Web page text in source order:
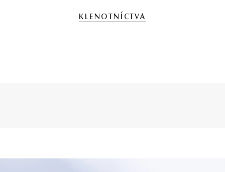
KLENOTNÍCTVA